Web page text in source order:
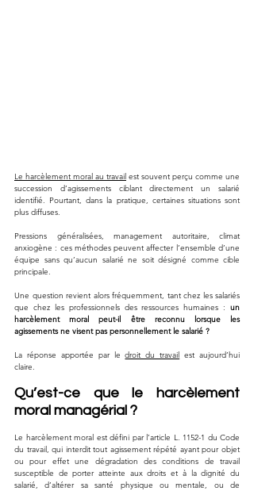
Le harcèlement moral au travail est souvent perçu comme une
succession d’agissements ciblant directement un salarié
identifié. Pourtant, dans la pratique, certaines situations sont
plus diffuses.
Pressions généralisées, management autoritaire, climat
anxiogène : ces méthodes peuvent affecter l’ensemble d’une
équipe sans qu’aucun salarié ne soit désigné comme cible
principale.
Une question revient alors fréquemment, tant chez les salariés
que chez les professionnels des ressources humaines : un
harcèlement moral peut-il être reconnu lorsque les
agissements ne visent pas personnellement le salarié ?
La réponse apportée par le droit du travail est aujourd’hui
claire.
Qu’est-ce que le harcèlement
moral managérial ?
Le harcèlement moral est défini par l’article L. 1152-1 du Code
du travail, qui interdit tout agissement répété ayant pour objet
ou pour effet une dégradation des conditions de travail
susceptible de porter atteinte aux droits et à la dignité du
salarié, d’altérer sa santé physique ou mentale, ou de